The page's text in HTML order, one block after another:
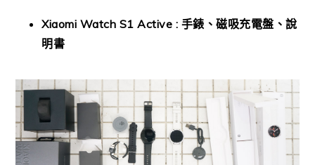
Xiaomi Watch S1 Active : 手錶、磁吸充電盤、說
明書